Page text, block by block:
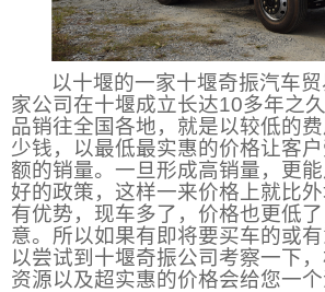
以十堰的一家十堰奇振汽车
家公司在十堰成立长达10多年之
品销往全国各地，就是以较低的
少钱，以最低最实惠的价格让客
额的销量。一旦形成高销量，更
好的政策，这样一来价格上就比
有优势，现车多了，价格也更低
意。所以如果有即将要买车的或
以尝试到十堰奇振公司考察一下
资源以及超实惠的价格会给您一个